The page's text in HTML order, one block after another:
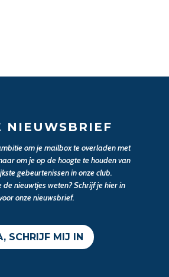
NIEUWSBRIEF
om je mailbox te overladen met
om je op de hoogte te houden van
gebeurtenissen in onze club.
de nieuwtjes weten? Schrijf je hier in
onze nieuwsbrief.
SCHRIJF MIJ IN